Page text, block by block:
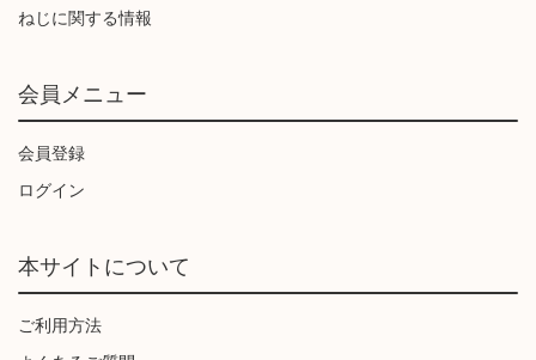
ねじに関する情報
会員メニュー
会員登録
ログイン
本サイトについて
ご利用方法